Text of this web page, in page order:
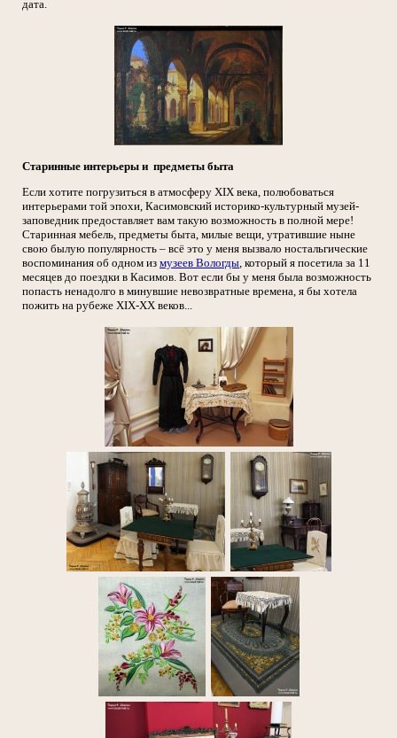
дата.
Старинные интерьеры и предметы быта
Если хотите погрузиться в атмосферу XIX века, полюбоваться
интерьерами той эпохи, Касимовский историко-культурный музей-
заповедник предоставляет вам такую возможность в полной мере!
Старинная мебель, предметы быта, милые вещи, утратившие ныне
свою былую популярность – всё это у меня вызвало ностальгические
воспоминания об одном из музеев Вологды, который я посетила за 11
месяцев до поездки в Касимов. Вот если бы у меня была возможность
попасть ненадолго в минувшие невозвратные времена, я бы хотела
пожить на рубеже XIX-XX веков...